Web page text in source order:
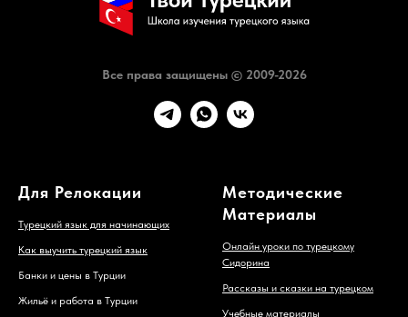
Все права защищены © 2009-2026
Для Релокации
Турецкий язык для начинающих
Как выучить турецкий язык
Банки и цены в Турции
Жильё и работа в Турции
Методические
Материалы
Онлайн уроки по турецкому
Сидорина
Рассказы и сказки на турецком
Учебные материалы